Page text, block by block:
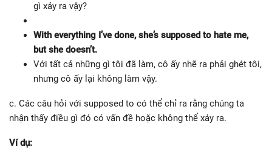
gì xảy ra vậy?
With everything I’ve done, she’s supposed to hate me,
but she doesn’t.
Với tất cả những gì tôi đã làm, cô ấy nhẽ ra phải ghét tôi,
nhưng cô ấy lại không làm vậy.
c. Các câu hỏi với supposed to có thể chỉ ra rằng chúng ta
nhận thấy điều gì đó có vấn đề hoặc không thể xảy ra.
Ví dụ: